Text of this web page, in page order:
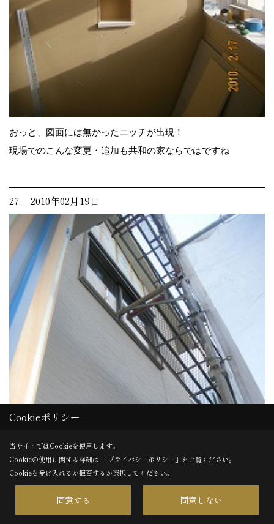
おっと、図面には無かったニッチが出現！
現場でのこんな変更・追加も共和の家ならではですね
27. 2010年02月19日
Cookieポリシー
当サイトではCookieを使用します。
Cookieの使用に関する詳細は 「プライバシーポリシー 」をご覧ください。
Cookieを受け入れるか拒否するか選択してください。
同意する 同意しない